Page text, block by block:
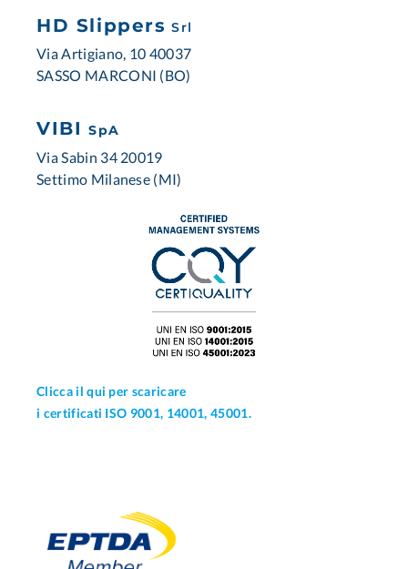
HD Slippers Srl
Via Artigiano, 10 40037
SASSO MARCONI (BO)
VIBI SpA
Via Sabin 34 20019
Settimo Milanese (MI)
Clicca il qui per scaricare
i certificati ISO 9001, 14001, 45001.